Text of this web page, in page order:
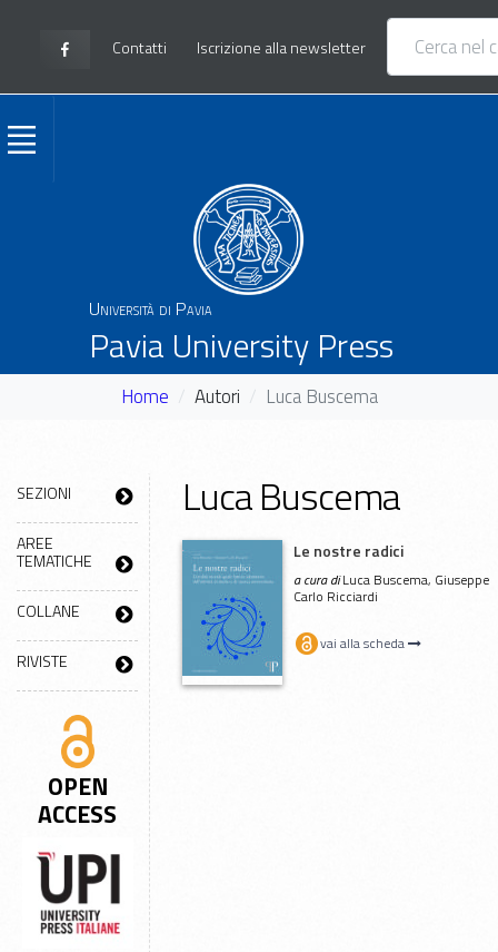
Contatti Iscrizione alla newsletter
Università di Pavia
Pavia University Press
Home Autori Luca Buscema
SEZIONI
AREE
TEMATICHE
COLLANE
RIVISTE
OPEN
ACCESS
Luca Buscema
Le nostre radici
a cura diLuca Buscema, Giuseppe
Carlo Ricciardi
vai alla scheda